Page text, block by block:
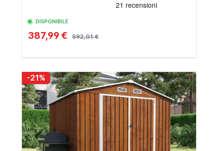
DISPONIBILE
387,99 € 592,01 €
-21%